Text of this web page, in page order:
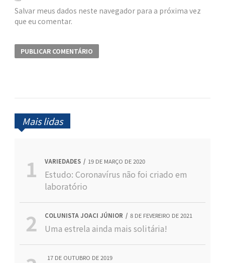
Salvar meus dados neste navegador para a próxima vez
que eu comentar.
Mais lidas
VARIEDADES 19 DE MARÇO DE 2020
Estudo: Coronavírus não foi criado em
laboratório
COLUNISTA JOACI JÚNIOR 8 DE FEVEREIRO DE 2021
Uma estrela ainda mais solitária!
17 DE OUTUBRO DE 2019